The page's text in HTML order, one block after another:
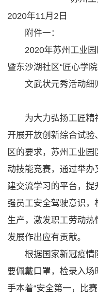
2020年11月2日
附件一：
2020年苏州工业
暨东沙湖社区“匠心学
文武状元秀活动细
为大力弘扬工匠精
开展开放创新综合试验
区的要求，苏州工业
动技能竞赛，通过举
建交流学习的平台，提
强员工安全驾驶意识
生产，激发职工劳动
发展作出应有贡献。
根据国家新冠疫情
要佩戴口罩，检录入
手本着“安全第一，比